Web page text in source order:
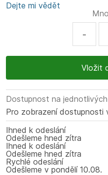
Dejte mi vědět
-
Dostupnost na
Pro zobrazení dostupnosti
Ihned k odeslání
Odešleme hned zítra
Ihned k odeslání
Odešleme hned zítra
Rychlé odeslání
Odešleme v pondělí10.08.